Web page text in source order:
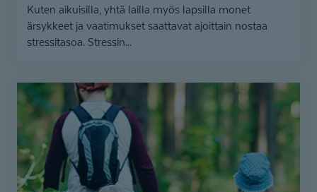
Kuten aikuisilla, yhtä lailla myös lapsilla monet
ärsykkeet ja vaatimukset saattavat ajoittain nostaa
stressitasoa. Stressin...
Liikkumisen
iloa
metsässä